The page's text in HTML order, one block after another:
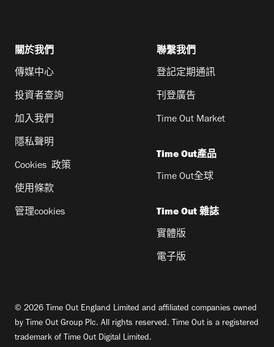
關於我們
傳媒中心
投資者查詢
加入我們
隱私聲明
Cookies 政策
使用條款
管理cookies
聯繫我們
登記定期通訊
刊登廣告
Time Out Market
Time Out產品
Time Out全球
Time Out 雜誌
實體版
電子版
© 2026 Time Out England Limited and affiliated companies owned
by Time Out Group Plc. All rights reserved. Time Out is a registered
trademark of Time Out Digital Limited.